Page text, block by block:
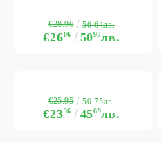
€2606 5097лв.
€28.96 56.64лв.
€2336 4569лв.
€25.95 50.75лв.